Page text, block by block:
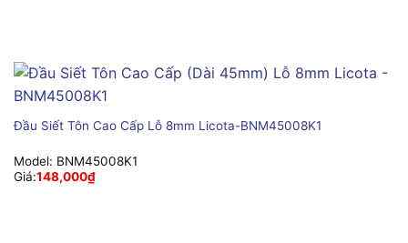
Đầu Siết Tôn Cao Cấp Lỗ 8mm Licota-BNM45008K1
Model: BNM45008K1
Giá:148,000₫